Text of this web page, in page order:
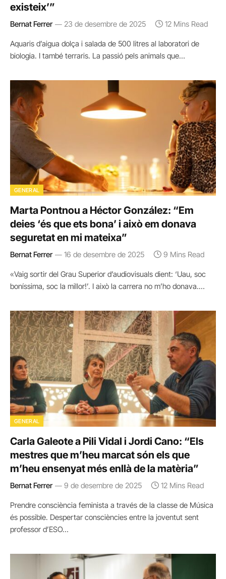
existeix’”
Bernat Ferrer 23 de desembre de 2025 12 Mins Read
Aquaris d’aigua dolça i salada de 500 litres al laboratori de
biologia. I també terraris. La passió pels animals que…
GENERAL
Marta Pontnou a Héctor González: “Em
deies ‘és que ets bona’ i això em donava
seguretat en mi mateixa”
Bernat Ferrer 16 de desembre de 2025 9 Mins Read
«Vaig sortir del Grau Superior d’audiovisuals dient: ‘Uau, soc
boníssima, soc la millor!’. I això la carrera no m’ho donava.…
GENERAL
Carla Galeote a Pili Vidal i Jordi Cano: “Els
mestres que m’heu marcat són els que
m’heu ensenyat més enllà de la matèria”
Bernat Ferrer 9 de desembre de 2025 12 Mins Read
Prendre consciència feminista a través de la classe de Música
és possible. Despertar consciències entre la joventut sent
professor d’ESO…